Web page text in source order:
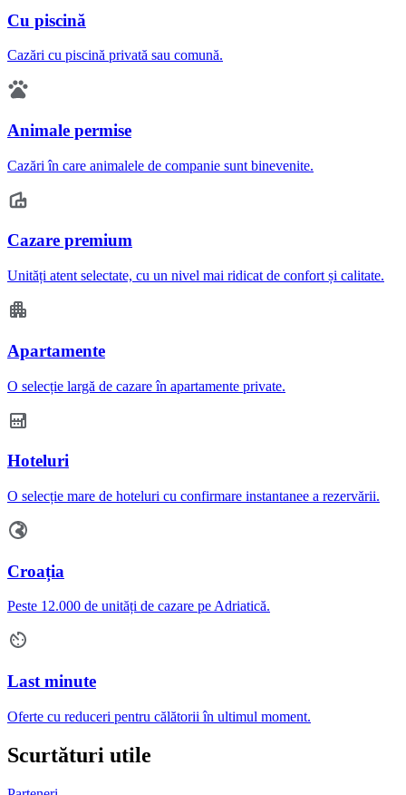
Cu piscină
Cazări cu piscină privată sau comună.
Animale permise
Cazări în care animalele de companie sunt binevenite.
Cazare premium
Unități atent selectate, cu un nivel mai ridicat de confort și calitate.
Apartamente
O selecție largă de cazare în apartamente private.
Hoteluri
O selecție mare de hoteluri cu confirmare instantanee a rezervării.
Croația
Peste 12.000 de unități de cazare pe Adriatică.
Last minute
Oferte cu reduceri pentru călătorii în ultimul moment.
Scurtături utile